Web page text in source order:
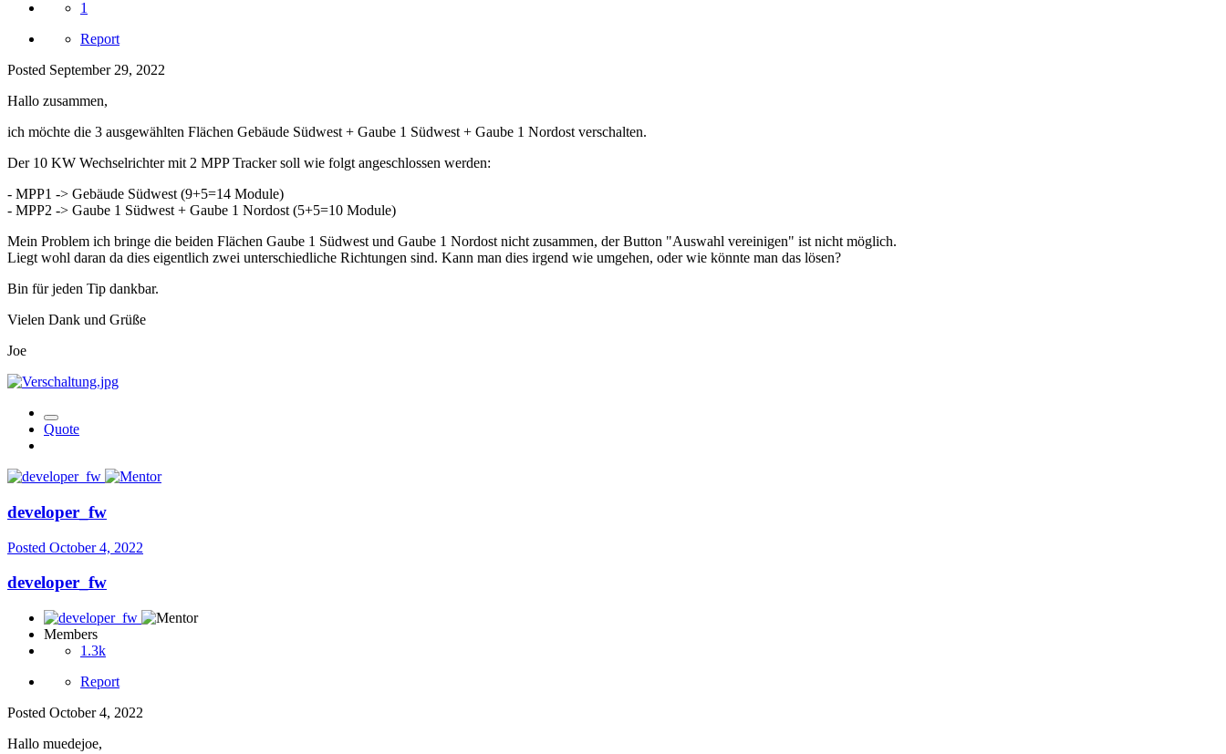
1
Report
Posted September 29, 2022
Hallo zusammen,
ich möchte die 3 ausgewählten Flächen Gebäude Südwest + Gaube 1 Südwest + Gaube 1 Nordost verschalten.
Der 10 KW Wechselrichter mit 2 MPP Tracker soll wie folgt angeschlossen werden:
- MPP1 -> Gebäude Südwest (9+5=14 Module)
- MPP2 -> Gaube 1 Südwest + Gaube 1 Nordost (5+5=10 Module)
Mein Problem ich bringe die beiden Flächen Gaube 1 Südwest und Gaube 1 Nordost nicht zusammen, der Button "Auswahl vereinigen" ist nicht möglich.
Liegt wohl daran da dies eigentlich zwei unterschiedliche Richtungen sind. Kann man dies irgend wie umgehen, oder wie könnte man das lösen?
Bin für jeden Tip dankbar.
Vielen Dank und Grüße
Joe
Quote
developer_fw
Posted October 4, 2022
developer_fw
Members
1.3k
Report
Posted October 4, 2022
Hallo muedejoe,